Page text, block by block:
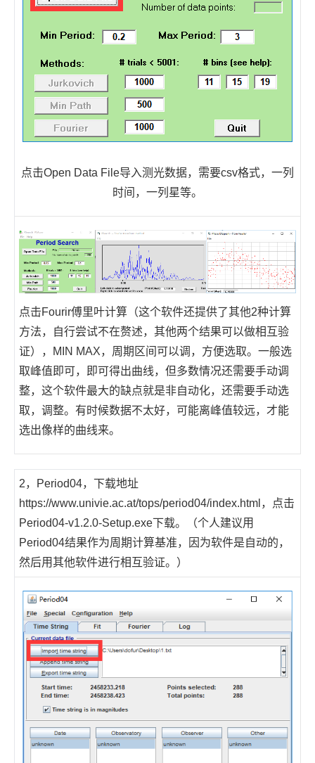
点击Open Data File导入测光数据，需要csv格式，一列
时间，一列星等。
点击Fourir傅里叶计算（这个软件还提供了其他2种计算
方法，自行尝试不在赘述，其他两个结果可以做相互验
证），MIN MAX，周期区间可以调，方便选取。一般选
取峰值即可，即可得出曲线，但多数情况还需要手动调
整，这个软件最大的缺点就是非自动化，还需要手动选
取，调整。有时候数据不太好，可能离峰值较远，才能
选出像样的曲线来。
2，Period04，下载地址
https://www.univie.ac.at/tops/period04/index.html ，点击
Period04-v1.2.0-Setup.exe下载。（个人建议用
Period04结果作为周期计算基准，因为软件是自动的，
然后用其他软件进行相互验证。）